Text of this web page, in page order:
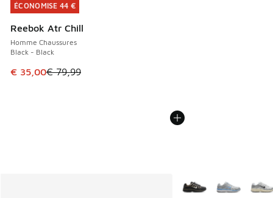
ÉCONOMISE 44 €
Reebok Atr Chill
Homme Chaussures
Black - Black
Cet article est en promotion. Prix en baisse de € 79,99 à
€ 35,00€ 79,99
ÉCONOMISE 44 €
Plus de couleurs